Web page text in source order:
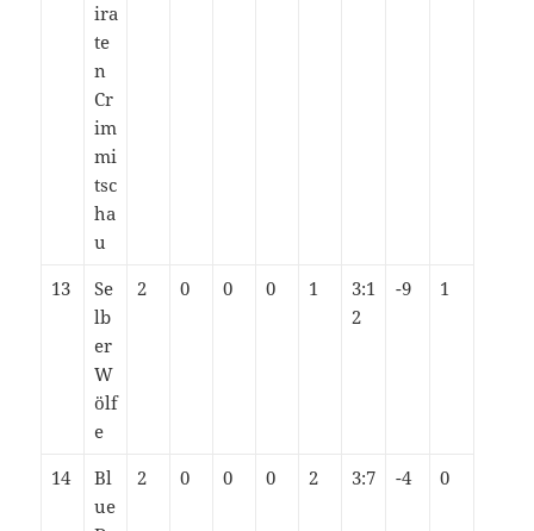
ira
te
n
Cr
im
mi
tsc
ha
u
13
Se
lb
er
W
ölf
e
2 0 0 0 1
3:1
2
-9 1
14
Bl
ue
2 0 0 0 2 3:7 -4 0